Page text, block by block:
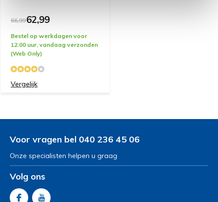
66,9962,99
Bestel op werkdagen voor
12.00 uur, vandaag verzonden
(Web Only)
Vergelijk
Voor vragen bel 040 236 45 06
Onze specialisten helpen u graag
Volg ons